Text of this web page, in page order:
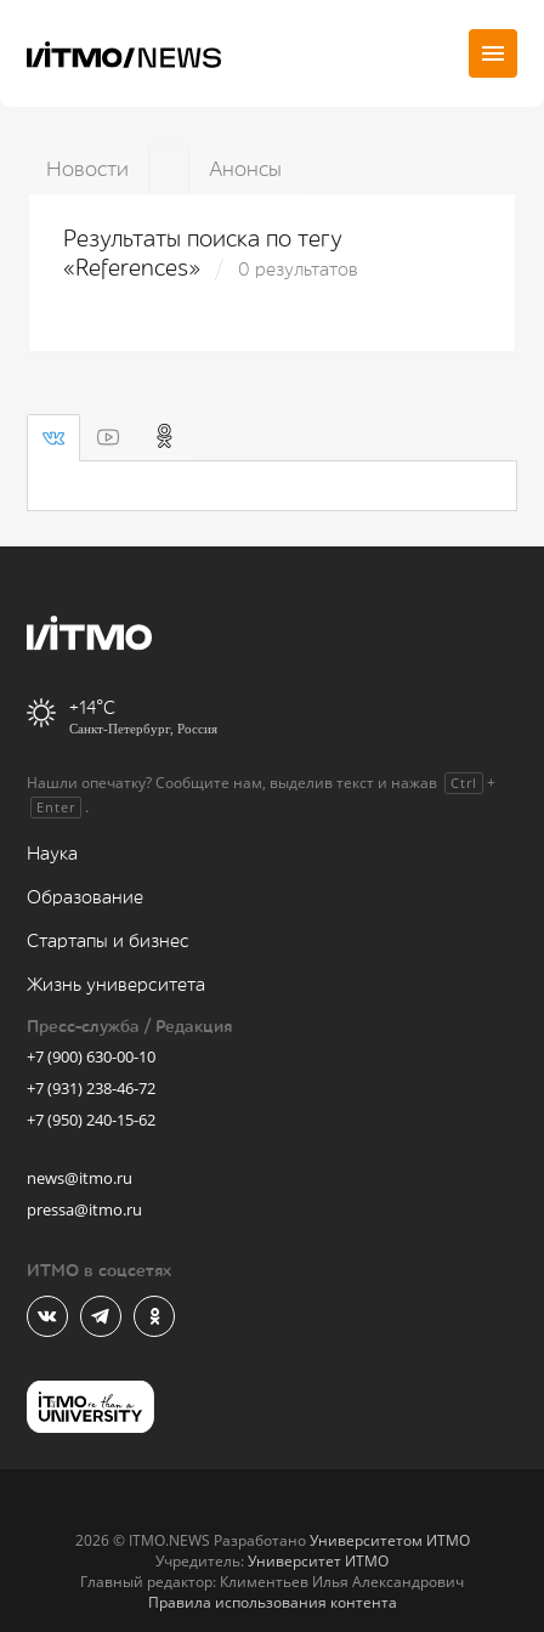
Новости Анонсы
Результаты поиска по тегу
«References»
0 результатов
+14
Санкт-Петербург, Россия
Нашли опечатку? Сообщите нам, выделив текст и нажав Ctrl +
Enter .
Наука
Образование
Стартапы и бизнес
Жизнь университета
Пресс-служба / Редакция
+7 (900) 630-00-10
+7 (931) 238-46-72
+7 (950) 240-15-62
news@itmo.ru
pressa@itmo.ru
ИТМО в соцсетях
2026 © ITMO.NEWS РазработаноУниверситетом ИТМО
Учредитель: Университет ИТМО
Главный редактор: Климентьев Илья Александрович
Правила использования контента